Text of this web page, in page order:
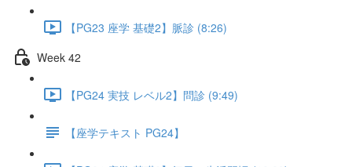
【PG23 座学 基礎2】脈診 (8:26)
Week 42
【PG24 実技 レベル2】問診 (9:49)
【座学テキスト PG24】